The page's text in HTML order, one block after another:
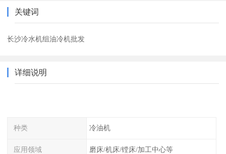
关键词
长沙冷水机组油冷机批发
详细说明
种类 冷油机
应用领域 磨床/机床/镗床/加工中心等